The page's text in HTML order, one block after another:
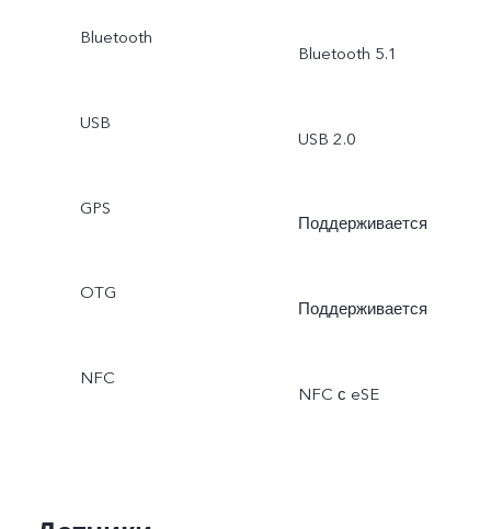
Таймлапс, Видеосъемка,
Профессиональный
Bluetooth
Bluetooth 5.1
USB
USB 2.0
GPS
Поддерживается
OTG
Поддерживается
NFC
NFC с eSE